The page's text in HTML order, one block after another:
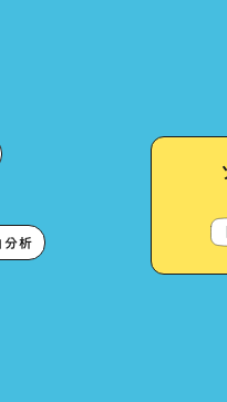
分析